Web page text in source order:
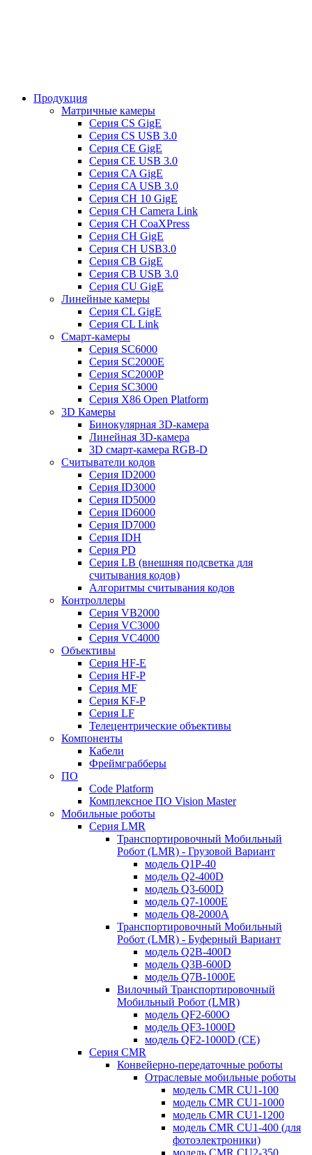
Продукция
Матричные камеры
Серия CS GigE
Серия CS USB 3.0
Серия CE GigE
Серия CE USB 3.0
Серия CA GigE
Серия CA USB 3.0
Серия CH 10 GigE
Серия CH Camera Link
Серия CH CoaXPress
Серия CH GigE
Серия CH USB3.0
Серия CB GigE
Серия CB USB 3.0
Cерия CU GigE
Линейные камеры
Серия CL GigE
Серия CL Link
Смарт-камеры
Серия SC6000
Серия SC2000E
Серия SC2000P
Серия SC3000
Серия X86 Open Platform
3D Камеры
Бинокулярная 3D-камера
Линейная 3D-камера
3D смарт-камера RGB-D
Считыватели кодов
Серия ID2000
Серия ID3000
Серия ID5000
Серия ID6000
Серия ID7000
Серия IDH
Серия PD
Серия LB (внешняя подсветка для
считывания кодов)
Алгоритмы считывания кодов
Контроллеры
Серия VB2000
Серия VC3000
Серия VC4000
Объективы
Серия HF-E
Серия HF-P
Серия MF
Серия KF-P
Серия LF
Телецентрические объективы
Компоненты
Кабели
Фреймграбберы
ПО
Code Platform
Комплексное ПО Vision Master
Мобильные роботы
Серия LMR
Транспортировочный Мобильный
Робот (LMR) - Грузовой Вариант
модель Q1P-40
модель Q2-400D
модель Q3-600D
модель Q7-1000E
модель Q8-2000A
Транспортировочный Мобильный
Робот (LMR) - Буферный Вариант
модель Q2B-400D
модель Q3B-600D
модель Q7B-1000E
Вилочный Транспортировочный
Мобильный Робот (LMR)
модель QF2-600O
модель QF3-1000D
модель QF2-1000D (CE)
Серия CMR
Конвейерно-передаточные роботы
Отраслевые мобильные роботы
модель CMR CU1-100
модель CMR CU1-1000
модель CMR CU1-1200
модель CMR CU1-400 (для
фотоэлектроники)
модель CMR CU2-350